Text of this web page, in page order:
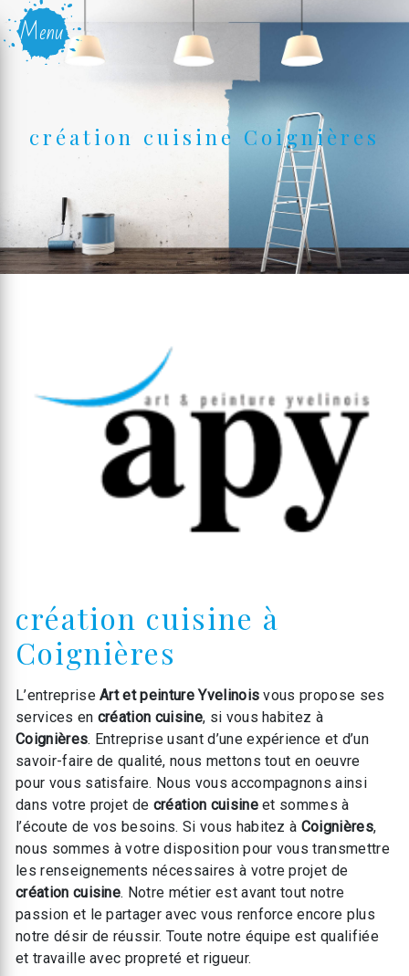
Menu
création cuisine Coignières
création cuisine à
Coignières
L’entrepriseArt et peinture Yvelinois vous propose ses
services en création cuisine, si vous habitez à
Coignières. Entreprise usant d’une expérience et d’un
savoir-faire de qualité, nous mettons tout en oeuvre
pour vous satisfaire. Nous vous accompagnons ainsi
dans votre projet de création cuisineet sommes à
l’écoute de vos besoins. Si vous habitez à Coignières,
nous sommes à votre disposition pour vous transmettre
les renseignements nécessaires à votre projet de
création cuisine. Notre métier est avant tout notre
passion et le partager avec vous renforce encore plus
notre désir de réussir. Toute notre équipe est qualifiée
et travaille avec propreté et rigueur.
Panneau de gestion des cookies